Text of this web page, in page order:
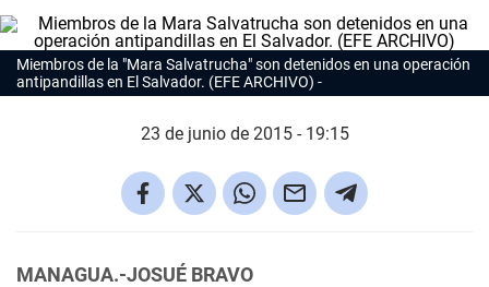
Miembros de la "Mara Salvatrucha" son detenidos en una operación
antipandillas en El Salvador. (EFE ARCHIVO)
23 de junio de 2015 - 19:15
MANAGUA.-JOSUÉ BRAVO